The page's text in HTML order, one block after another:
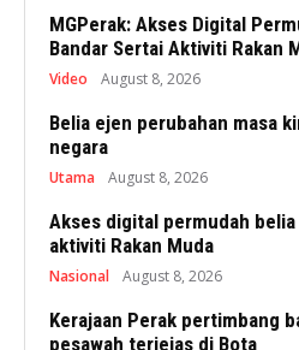
MGPerak: Akses Digital
Bandar Sertai Aktiviti Rakan
Video August 8, 2026
Belia ejen perubahan masa
negara
Utama August 8, 2026
Akses digital permudah
aktiviti Rakan Muda
Nasional August 8, 2026
Kerajaan Perak pertimbang
pesawah terjejas di Bota